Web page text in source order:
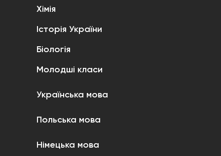
Хімія
Історія України
Біологія
Молодші класи
Українська мова
Польська мова
Німецька мова